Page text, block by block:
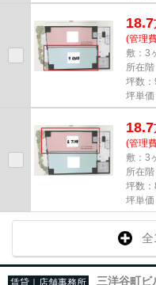
18.7
(管理
敷：3
所在
坪数
坪単価
18.7
(管理
敷：3
所在
坪数
坪単価
全
賃貸｜店舗事務所 三洋谷町ビ